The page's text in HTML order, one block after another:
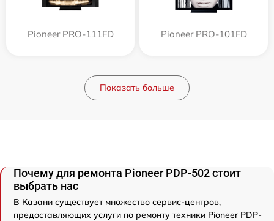
Pioneer PRO-111FD Pioneer PRO-101FD
Показать больше
Почему для ремонта Pioneer PDP-502 стоит
выбрать нас
В Казани существует множество сервис-центров,
предоставляющих услуги по ремонту техники Pioneer PDP-